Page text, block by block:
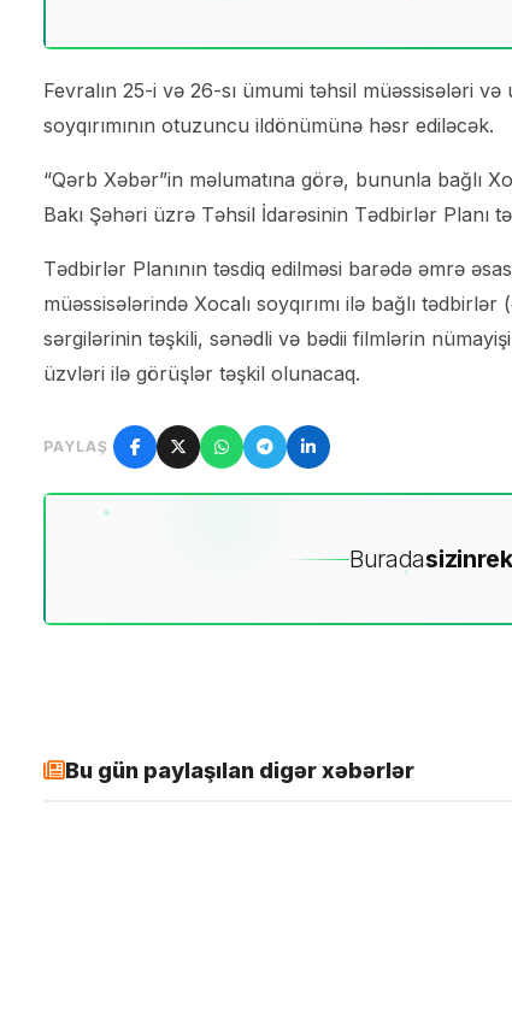
Fevralın 25-i və 26-sı ümumi təhsil müəssisələri
soyqırımının otuzuncu ildönümünə həsr ediləcək.
“Qərb Xəbər”in məlumatına görə, bununla bağlı
Bakı Şəhəri üzrə Təhsil İdarəsinin Tədbirlər Planı
Tədbirlər Planının təsdiq edilməsi barədə əmrə
müəssisələrində Xocalı soyqırımı ilə bağlı
sərgilərinin təşkili, sənədli və bədii filmlərin
üzvləri ilə görüşlər təşkil olunacaq.
PAYLAŞ
Buradasizin
Bu gün paylaşılan digər xəbərlər